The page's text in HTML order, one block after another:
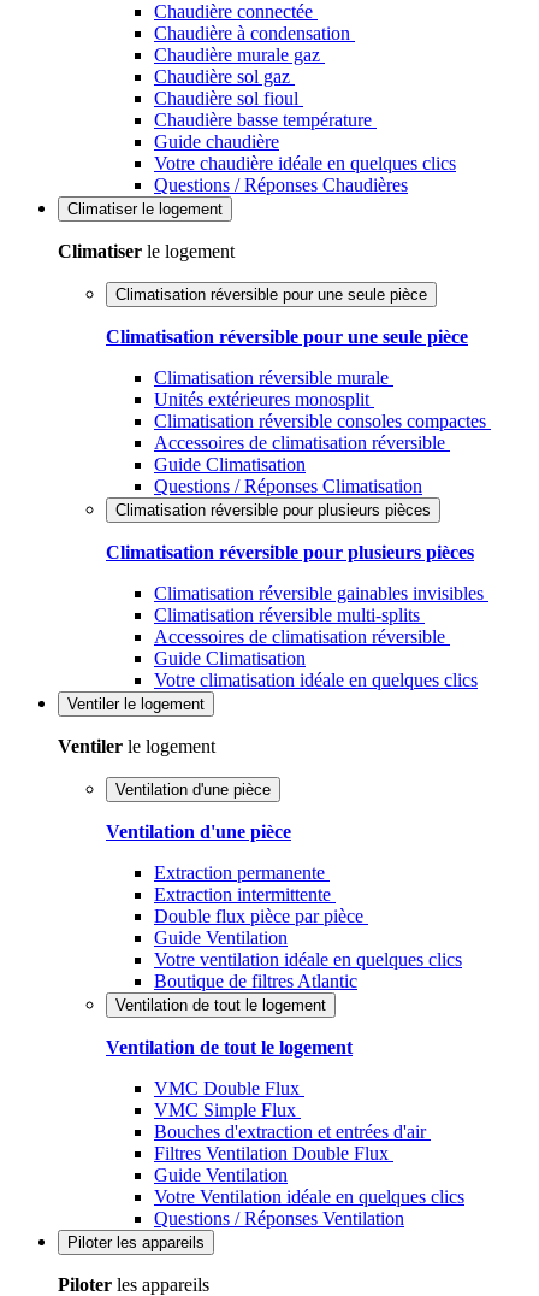
Chaudière connectée
Chaudière à condensation
Chaudière murale gaz
Chaudière sol gaz
Chaudière sol fioul
Chaudière basse température
Guide chaudière
Votre chaudière idéale en quelques clics
Questions / Réponses Chaudières
Climatiser le logement
Climatiser le logement
Climatisation réversible pour une seule pièce
Climatisation réversible pour une seule pièce
Climatisation réversible murale
Unités extérieures monosplit
Climatisation réversible consoles compactes
Accessoires de climatisation réversible
Guide Climatisation
Questions / Réponses Climatisation
Climatisation réversible pour plusieurs pièces
Climatisation réversible pour plusieurs pièces
Climatisation réversible gainables invisibles
Climatisation réversible multi-splits
Accessoires de climatisation réversible
Guide Climatisation
Votre climatisation idéale en quelques clics
Ventiler le logement
Ventiler le logement
Ventilation d'une pièce
Ventilation d'une pièce
Extraction permanente
Extraction intermittente
Double flux pièce par pièce
Guide Ventilation
Votre ventilation idéale en quelques clics
Boutique de filtres Atlantic
Ventilation de tout le logement
Ventilation de tout le logement
VMC Double Flux
VMC Simple Flux
Bouches d'extraction et entrées d'air
Filtres Ventilation Double Flux
Guide Ventilation
Votre Ventilation idéale en quelques clics
Questions / Réponses Ventilation
Piloter les appareils
Piloter les appareils